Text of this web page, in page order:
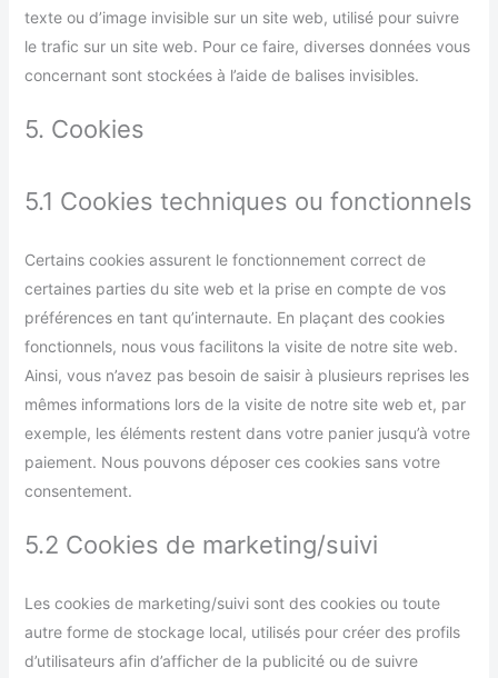
texte ou d’image invisible sur un site web, utilisé pour suivre
le trafic sur un site web. Pour ce faire, diverses données vous
concernant sont stockées à l’aide de balises invisibles.
5. Cookies
5.1 Cookies techniques ou fonctionnels
Certains cookies assurent le fonctionnement correct de
certaines parties du site web et la prise en compte de vos
préférences en tant qu’internaute. En plaçant des cookies
fonctionnels, nous vous facilitons la visite de notre site web.
Ainsi, vous n’avez pas besoin de saisir à plusieurs reprises les
mêmes informations lors de la visite de notre site web et, par
exemple, les éléments restent dans votre panier jusqu’à votre
paiement. Nous pouvons déposer ces cookies sans votre
consentement.
5.2 Cookies de marketing/suivi
Les cookies de marketing/suivi sont des cookies ou toute
autre forme de stockage local, utilisés pour créer des profils
d’utilisateurs afin d’afficher de la publicité ou de suivre